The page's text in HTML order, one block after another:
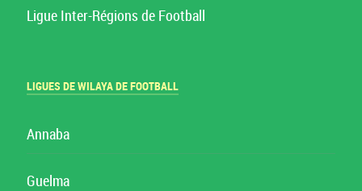
Ligue Inter-Régions de Football
LIGUES DE WILAYA DE FOOTBALL
Annaba
Guelma